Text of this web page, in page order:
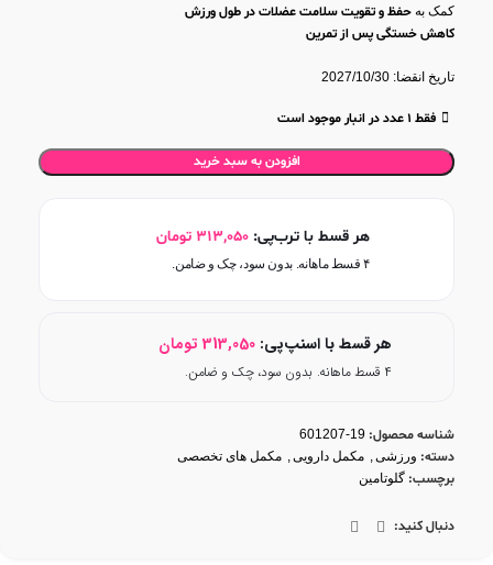
کمک به حفظ و تقویت سلامت عضلات در طول ورزش
کاهش خستگی پس از تمرین
تاریخ انقضا: 2027/10/30
فقط 1 عدد در انبار موجود است
افزودن به سبد خرید
هر قسط با ترب‌پی: 313,050 تومان
۴ قسط ماهانه. بدون سود، چک و ضامن.
هر قسط با اسنپ‌پی: 313,050 تومان
۴ قسط ماهانه. بدون سود، چک و ضامن.
شناسه محصول: 19-601207
دسته: ورزشی, مکمل دارویی, مکمل های تخصصی
برچسب: گلوتامین
دنبال کنید: